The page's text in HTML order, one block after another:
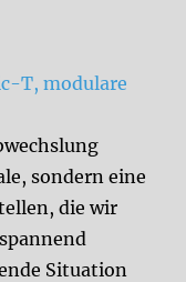
T, modulare
sondern eine
die wir
Situation